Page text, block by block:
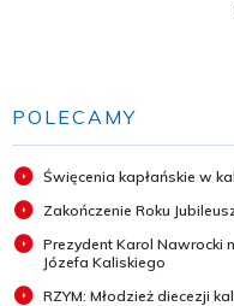
POLECAMY
Święcenia kapłańskie w
Zakończenie Roku
Prezydent Karol Nawrocki
Józefa Kaliskiego
RZYM: Młodzież diecezji